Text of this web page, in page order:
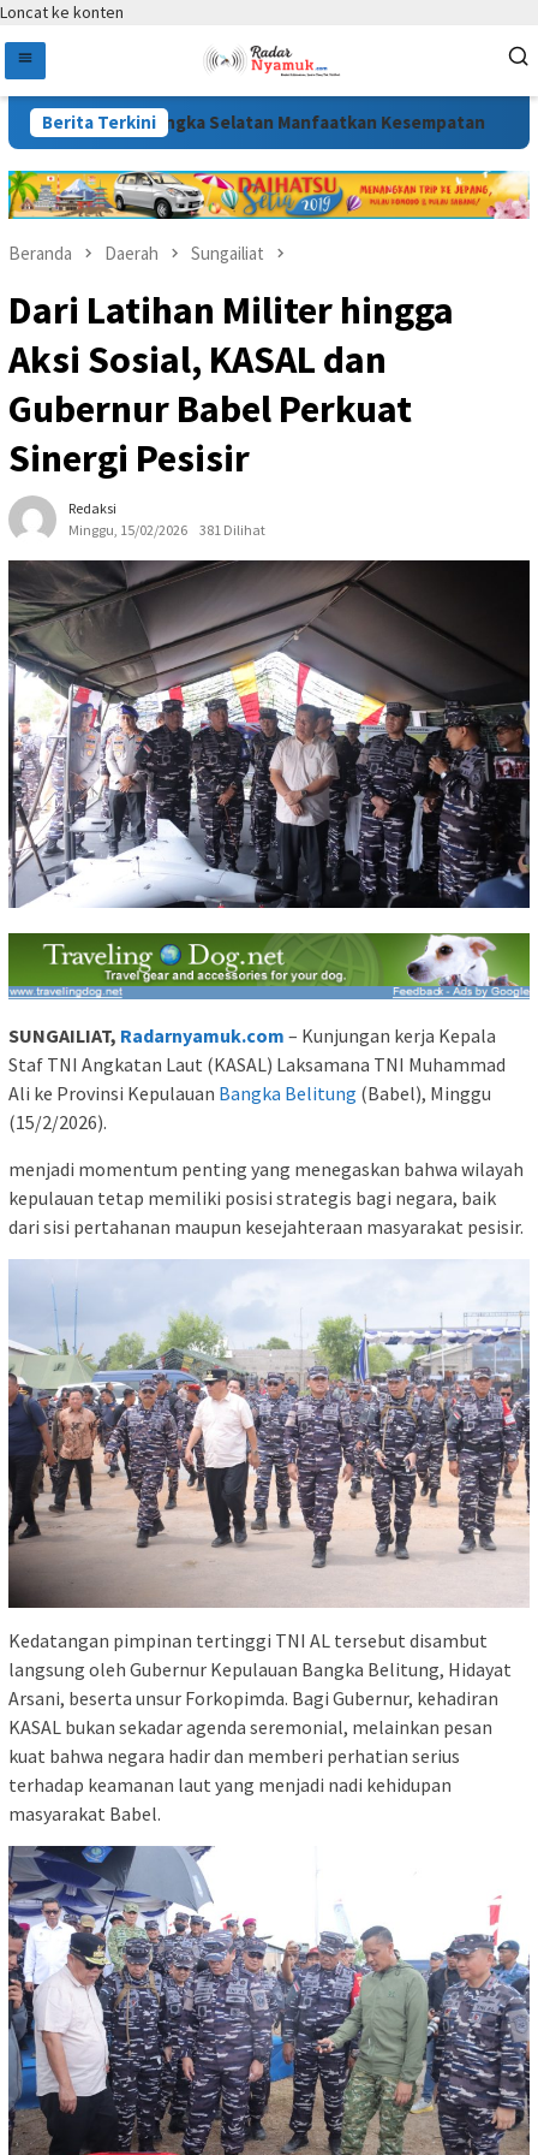
Loncat ke konten
Berita Terkini
Bangka Selatan Manfaatkan Kesempatan Aksi 9
Beranda Daerah Sungailiat
Dari Latihan Militer hingga
Aksi Sosial, KASAL dan
Gubernur Babel Perkuat
Sinergi Pesisir
Redaksi
Minggu, 15/02/2026
381 Dilihat
SUNGAILIAT, Radarnyamuk.com – Kunjungan kerja Kepala
Staf TNI Angkatan Laut (KASAL) Laksamana TNI Muhammad
Ali ke Provinsi Kepulauan Bangka Belitung (Babel), Minggu
(15/2/2026).
menjadi momentum penting yang menegaskan bahwa wilayah
kepulauan tetap memiliki posisi strategis bagi negara, baik
dari sisi pertahanan maupun kesejahteraan masyarakat pesisir.
Kedatangan pimpinan tertinggi TNI AL tersebut disambut
langsung oleh Gubernur Kepulauan Bangka Belitung, Hidayat
Arsani, beserta unsur Forkopimda. Bagi Gubernur, kehadiran
KASAL bukan sekadar agenda seremonial, melainkan pesan
kuat bahwa negara hadir dan memberi perhatian serius
terhadap keamanan laut yang menjadi nadi kehidupan
masyarakat Babel.